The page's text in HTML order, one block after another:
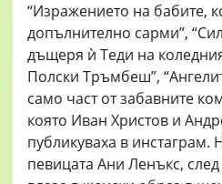
“Изражението на бабите,
допълнително сарми”,
дъщеря ѝ Теди на
Полски Тръмбеш”,
само част от забавните
която Иван Христов и
публикуваха в инстаграм.
певицата Ани Ленъкс,